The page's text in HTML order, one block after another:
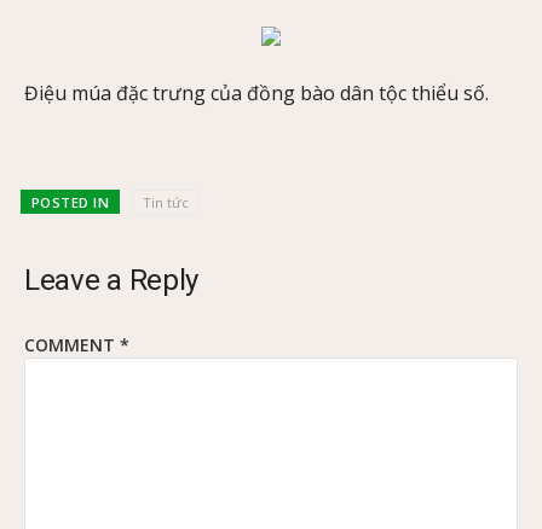
Điệu múa đặc trưng của đồng bào dân tộc thiểu số.
POSTED IN Tin tức
Leave a Reply
COMMENT *